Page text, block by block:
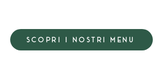
SCOPRI I NOSTRI MENU